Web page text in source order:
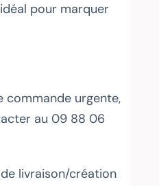
pour marquer
commande urgente,
au 09 88 06
livraison/création